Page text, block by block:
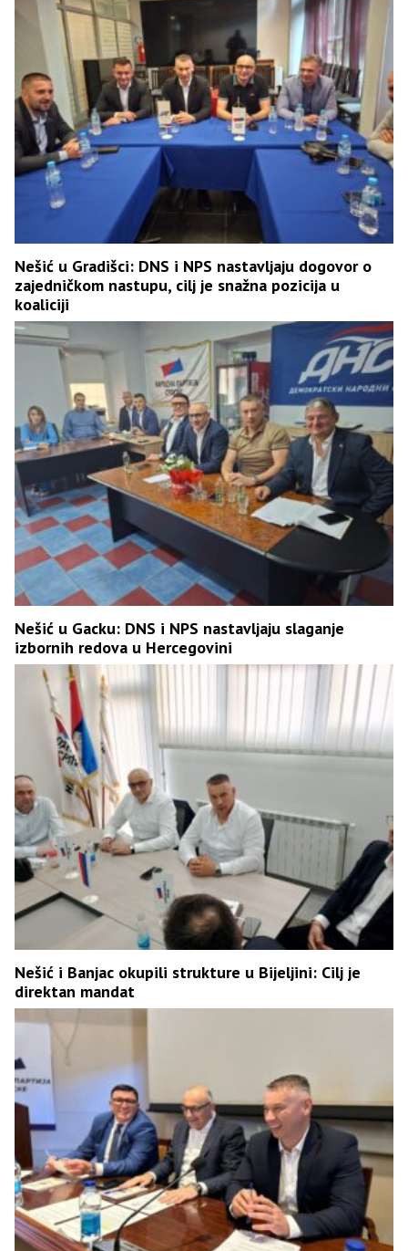
Nešić u Gradišci: DNS i NPS nastavljaju dogovor o
zajedničkom nastupu, cilj je snažna pozicija u
koaliciji
Nešić u Gacku: DNS i NPS nastavljaju slaganje
izbornih redova u Hercegovini
Nešić i Banjac okupili strukture u Bijeljini: Cilj je
direktan mandat